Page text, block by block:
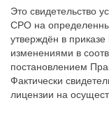
Это свидетельство
СРО на
утверждён в
изменениями в
постановлением
Фактически
лицензии на